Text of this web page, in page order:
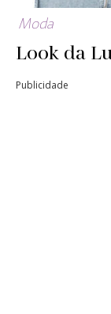
Moda
Look da
Publicidade